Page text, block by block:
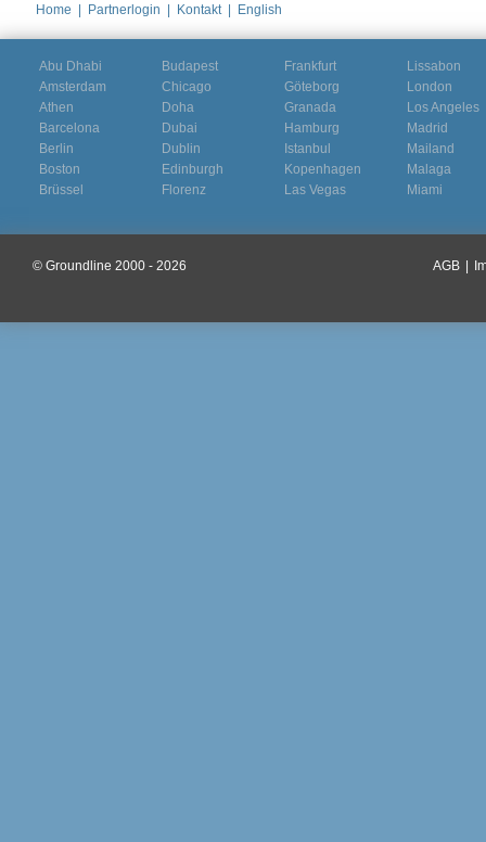
Home Partnerlogin Kontakt English
Abu Dhabi
Amsterdam
Athen
Barcelona
Berlin
Boston
Brüssel
Budapest
Chicago
Doha
Dubai
Dublin
Edinburgh
Florenz
Frankfurt
Göteborg
Granada
Hamburg
Istanbul
Kopenhagen
Las Vegas
Lissabon
London
Los Angeles
Madrid
Mailand
Malaga
Miami
© Groundline 2000 - 2026 AGB